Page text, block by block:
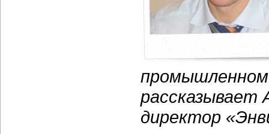
рассказывает
директор